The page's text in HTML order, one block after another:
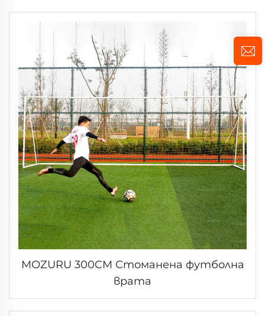
MOZURU 300CM Стоманена футболна
врата